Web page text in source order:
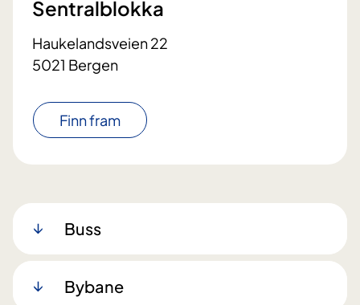
Sentralblokka
Haukelandsveien 22
5021 Bergen
Finn fram
Buss
Bybane